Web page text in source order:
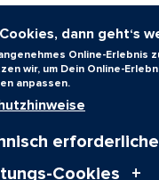
Seit 2014
Konferenz ‚Cell
sehr wichtig,
Mohr
dann geht‘s
Online-
wir, um Dein Online-
anpassen.
Cookies